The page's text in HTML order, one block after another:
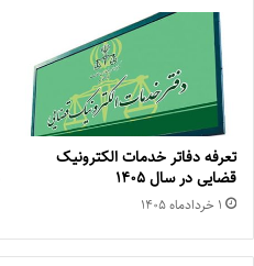
تعرفه دفاتر خدمات الکترونیک
قضایی در سال ۱۴۰۵
۱ خرداد‌ماه ۱۴۰۵